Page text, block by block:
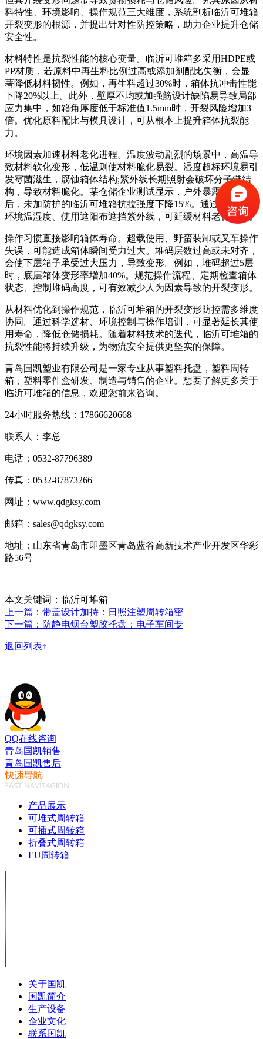
料特性、环境影响、操作规范三大维度，系统剖析临沂可堆箱
开裂变形的根源，并提出针对性防控策略，助力企业提升仓储
安全性。
材料特性是抗裂性能的核心变量。临沂可堆箱多采用HDPE或
PP材质，若原料中再生料比例过高或添加剂配比失衡，会显
著降低材料韧性。例如，再生料超过30%时，箱体抗冲击性能
下降20%以上。此外，壁厚不均或加强筋设计缺陷易导致局部
应力集中，如箱角厚度低于标准值1.5mm时，开裂风险增加3
倍。优化原料配比与模具设计，可从根本上提升箱体抗裂能
力。
环境因素加速材料老化进程。温度波动剧烈的场景中，高温导
致材料软化变形，低温则使材料脆化易裂。湿度超标环境易引
发霉菌滋生，腐蚀箱体结构;紫外线长期照射会破坏分子链结
构，导致材料脆化。某仓储企业测试显示，户外暴露6个月
后，未加防护的临沂可堆箱抗拉强度下降15%。通过控制存储
环境温湿度、使用遮阳布遮挡紫外线，可延缓材料老化速度。
操作习惯直接影响箱体寿命。超载使用、野蛮装卸或叉车操作
失误，可能造成箱体瞬间受力过大。堆码层数过高或未对齐，
会使下层箱子承受过大压力，导致变形。例如，堆码超过5层
时，底层箱体变形率增加40%。规范操作流程、定期检查箱体
状态、控制堆码高度，可有效减少人为因素导致的开裂变形。
从材料优化到操作规范，临沂可堆箱的开裂变形防控需多维度
协同。通过科学选材、环境控制与操作培训，可显著延长其使
用寿命，降低仓储损耗。随着材料技术的迭代，临沂可堆箱的
抗裂性能将持续升级，为物流安全提供更坚实的保障。
青岛国凯塑业有限公司是一家专业从事塑料托盘，塑料周转
箱，塑料零件盒研发、制造与销售的企业。想要了解更多关于
临沂可堆箱的信息，欢迎您前来咨询。
24小时服务热线：17866620668
联系人：李总
电话：0532-87796389
传真：0532-87873266
网址：www.qdgksy.com
邮箱：sales@qdgksy.com
地址：山东省青岛市即墨区青岛蓝谷高新技术产业开发区华彩
路56号
本文关键词：临沂可堆箱
上一篇：带盖设计加持：日照注塑周转箱密
下一篇：防静电烟台塑胶托盘：电子车间专
返回列表↑
QQ在线咨询
青岛国凯销售
青岛国凯售后
产品展示
可堆式周转箱
可插式周转箱
折叠式周转箱
EU周转箱
关于国凯
国凯简介
生产设备
企业文化
联系国凯